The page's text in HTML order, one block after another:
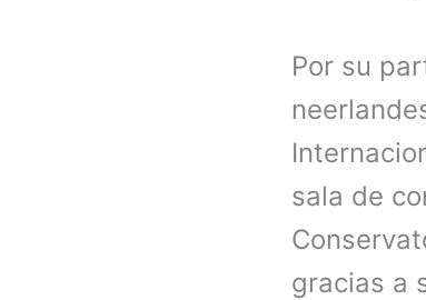
Por su
sala de
gracias a